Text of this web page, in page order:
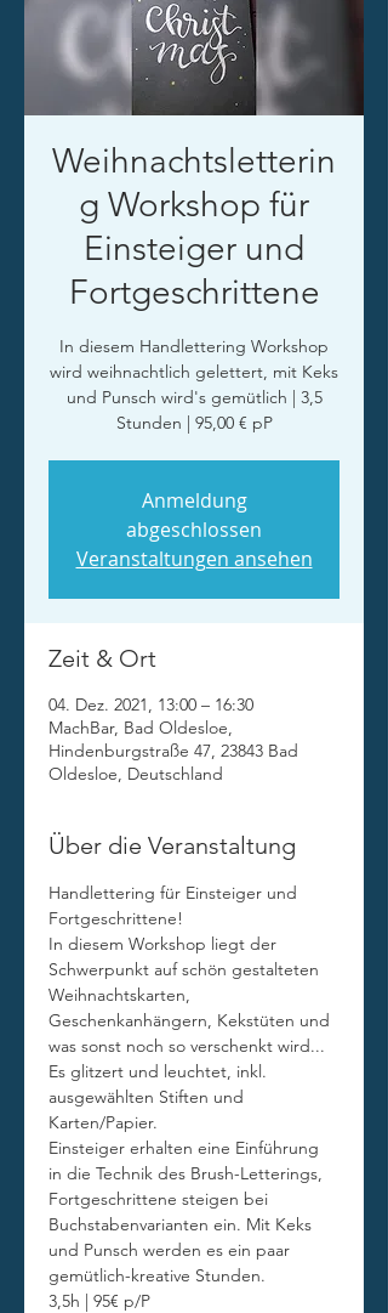
Weihnachtsletterin
g Workshop für
Einsteiger und
Fortgeschrittene
In diesem Handlettering Workshop
wird weihnachtlich gelettert, mit Keks
und Punsch wird's gemütlich | 3,5
Stunden | 95,00 € pP
Anmeldung
abgeschlossen
Veranstaltungen ansehen
Zeit & Ort
04. Dez. 2021, 13:00 – 16:30
MachBar, Bad Oldesloe,
Hindenburgstraße 47, 23843 Bad
Oldesloe, Deutschland
Über die Veranstaltung
Handlettering für Einsteiger und
Fortgeschrittene!
In diesem Workshop liegt der
Schwerpunkt auf schön gestalteten
Weihnachtskarten,
Geschenkanhängern, Kekstüten und
was sonst noch so verschenkt wird...
Es glitzert und leuchtet, inkl.
ausgewählten Stiften und
Karten/Papier.
Einsteiger erhalten eine Einführung
in die Technik des Brush-Letterings,
Fortgeschrittene steigen bei
Buchstabenvarianten ein. Mit Keks
und Punsch werden es ein paar
gemütlich-kreative Stunden.
3,5h | 95€ p/P